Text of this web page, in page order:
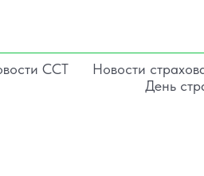
ССТ Новости
День